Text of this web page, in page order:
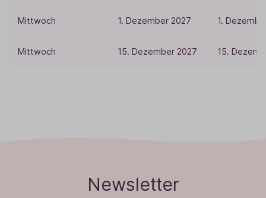
Mittwoch 1. Dezember 2027 1.
Mittwoch 15. Dezember 2027 15.
Newsletter